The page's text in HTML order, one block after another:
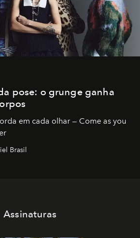
pose: o grunge ganha
em cada olhar — Come as you
Brasil
Assinaturas